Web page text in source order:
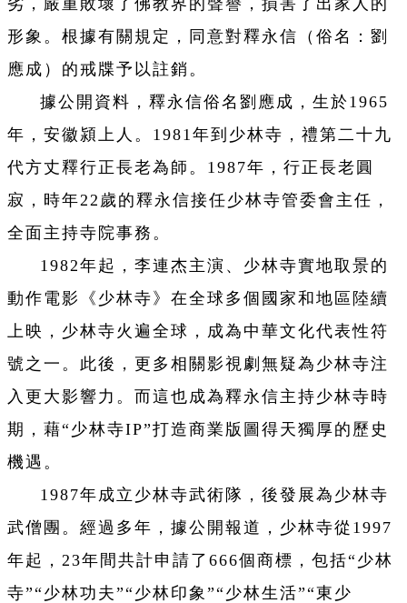
形象。根據有關規定，同意對釋永信（俗名：劉
應成）的戒牒予以註銷。
據公開資料，釋永信俗名劉應成，生於1965
年，安徽潁上人。1981年到少林寺，禮第二十九
代方丈釋行正長老為師。1987年，行正長老圓
寂，時年22歲的釋永信接任少林寺管委會主任，
全面主持寺院事務。
1982年起，李連杰主演、少林寺實地取景的
動作電影《少林寺》在全球多個國家和地區陸續
上映，少林寺火遍全球，成為中華文化代表性符
號之一。此後，更多相關影視劇無疑為少林寺注
入更大影響力。而這也成為釋永信主持少林寺時
期，藉“少林寺IP”打造商業版圖得天獨厚的歷史
機遇。
1987年成立少林寺武術隊，後發展為少林寺
武僧團。經過多年，據公開報道，少林寺從1997
年起，23年間共計申請了666個商標，包括“少林
寺”“少林功夫”“少林印象”“少林生活”“東少